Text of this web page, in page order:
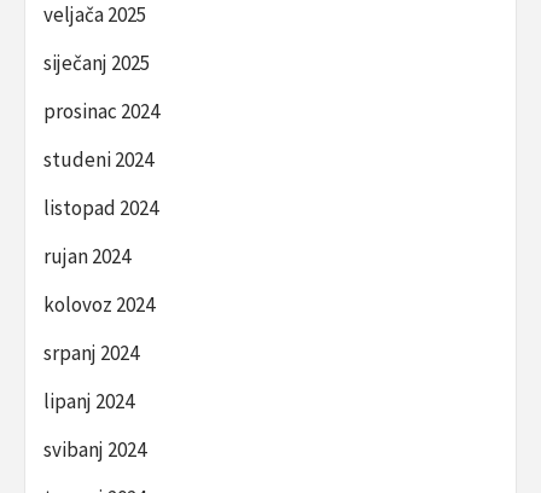
veljača 2025
siječanj 2025
prosinac 2024
studeni 2024
listopad 2024
rujan 2024
kolovoz 2024
srpanj 2024
lipanj 2024
svibanj 2024